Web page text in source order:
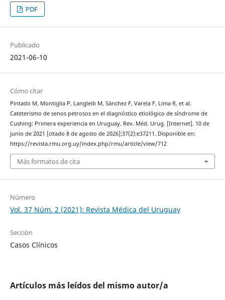
PDF
Publicado
2021-06-10
Cómo citar
Pintado M, Montiglia P, Langleib M, Sánchez F, Varela F, Lima R, et al.
Cateterismo de senos petrosos en el diagnóstico etiológico de síndrome de
Cushing: Primera experiencia en Uruguay. Rev. Méd. Urug. [Internet]. 10 de
junio de 2021 [citado 8 de agosto de 2026];37(2):e37211. Disponible en:
https://revista.rmu.org.uy/index.php/rmu/article/view/712
Más formatos de cita
Número
Vol. 37 Núm. 2 (2021): Revista Médica del Uruguay
Sección
Casos Clínicos
Artículos más leídos del mismo autor/a